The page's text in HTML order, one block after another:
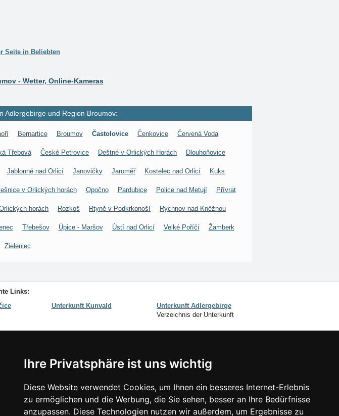
Ihre Privatsphäre ist uns wichtig
Diese Website verwendet Cookies, um Ihnen ein besseres Internet-Erlebnis
zu ermöglichen und die Werbung, die Sie sehen, besser an Ihre Bedürfnisse
anzupassen. Diese Technologien nutzen wir außerdem, um Ergebnisse zu
Seite in Beliebten
- Wetter, Online-Kameras
Adlergebirge und Region Broumov:
Bernartice Broumov Častolovice Čenkovice Červená Voda
Třebová České Petrovice Deštné v Orlických Horách Dlouhoňovice
Jablonné nad Orlicí Janovičky Jaroměř Kostelec nad Orlicí Kuks
v Orlických horách Opočno Pardubice Police nad Metují Přívrat
horách Rozkoš Rtyně v Podkrkonoší Rychnov nad Kněžnou
Třebešov Úpice - Maršov Ústí nad Orlicí Velké Poříčí Žamberk
Zieleniec
Links:
Unterkunft Kunvald
Unterkunft Adlergebirge
Verzeichnis der Unterkunft
billigsten?
Gebirge
Verzeichnis der Unterkunft
Lastminute Adlergebirge
Saisonlinks:
Silvester Adlergebirge